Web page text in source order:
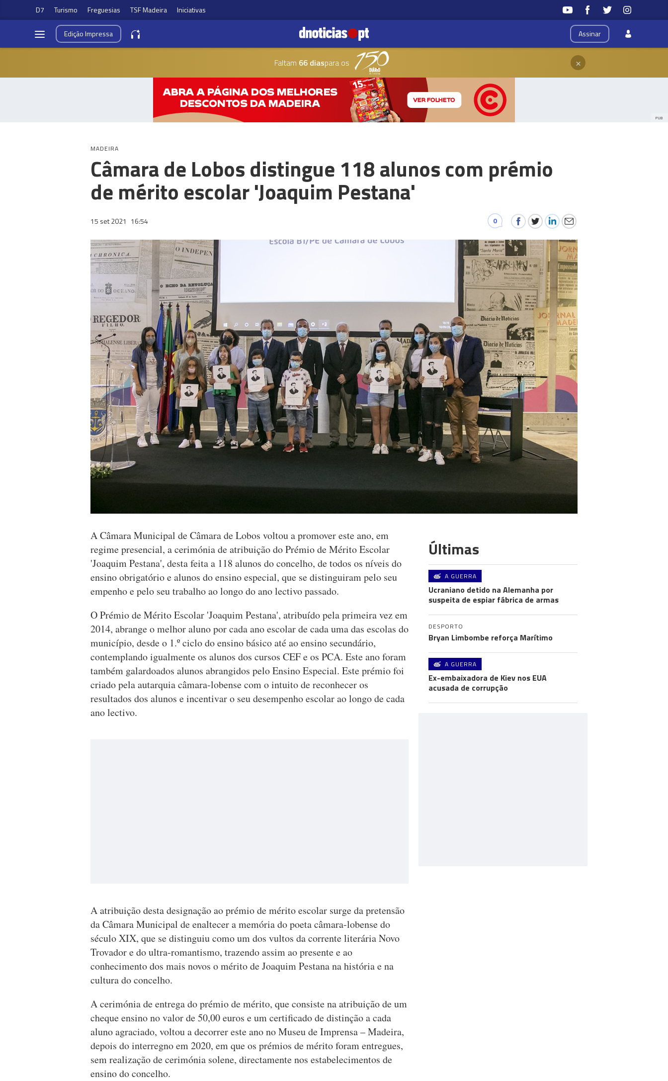
D7 Turismo Freguesias TSF Madeira Iniciativas
Assinar
EdiçãoImpressa
Faltam 66 diaspara os ×
PUB
MADEIRA
Câmara de Lobos distingue 118 alunos com prémio
de mérito escolar 'Joaquim Pestana'
15 set 2021 16:54 0
A Câmara Municipal de Câmara de Lobos voltou a promover este ano, em
regime presencial, a cerimónia de atribuição do Prémio de Mérito Escolar
'Joaquim Pestana', desta feita a 118 alunos do concelho, de todos os níveis do
ensino obrigatório e alunos do ensino especial, que se distinguiram pelo seu
empenho e pelo seu trabalho ao longo do ano lectivo passado.
O Prémio de Mérito Escolar 'Joaquim Pestana', atribuído pela primeira vez em
2014, abrange o melhor aluno por cada ano escolar de cada uma das escolas do
município, desde o 1.º ciclo do ensino básico até ao ensino secundário,
contemplando igualmente os alunos dos cursos CEF e os PCA. Este ano foram
também galardoados alunos abrangidos pelo Ensino Especial. Este prémio foi
criado pela autarquia câmara-lobense com o intuito de reconhecer os
resultados dos alunos e incentivar o seu desempenho escolar ao longo de cada
ano lectivo.
A atribuição desta designação ao prémio de mérito escolar surge da pretensão
da Câmara Municipal de enaltecer a memória do poeta câmara-lobense do
século XIX, que se distinguiu como um dos vultos da corrente literária Novo
Trovador e do ultra-romantismo, trazendo assim ao presente e ao
conhecimento dos mais novos o mérito de Joaquim Pestana na história e na
cultura do concelho.
A cerimónia de entrega do prémio de mérito, que consiste na atribuição de um
cheque ensino no valor de 50,00 euros e um certificado de distinção a cada
aluno agraciado, voltou a decorrer este ano no Museu de Imprensa – Madeira,
depois do interregno em 2020, em que os prémios de mérito foram entregues,
sem realização de cerimónia solene, directamente nos estabelecimentos de
ensino do concelho.
Últimas
A GUERRA
Ucraniano detido na Alemanha por
suspeita de espiar fábrica de armas
DESPORTO
Bryan Limbombe reforça Marítimo
A GUERRA
Ex-embaixadora de Kiev nos EUA
acusada de corrupção